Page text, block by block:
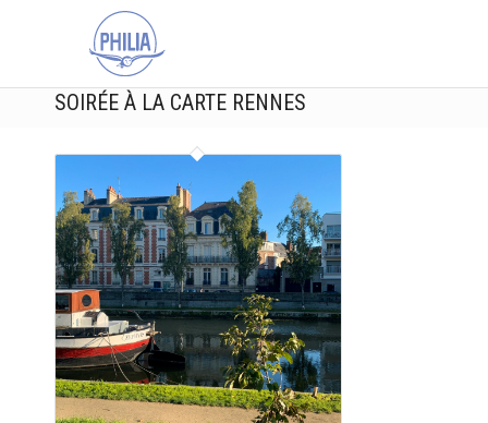
SOIRÉE À LA CARTE RENNES